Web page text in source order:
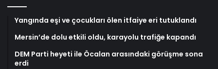
Yangında eşi ve çocukları ölen itfaiye eri tutuklandı
Mersin’de dolu etkili oldu, karayolu trafiğe kapandı
DEM Parti heyeti ile Öcalan arasındaki görüşme sona
erdi